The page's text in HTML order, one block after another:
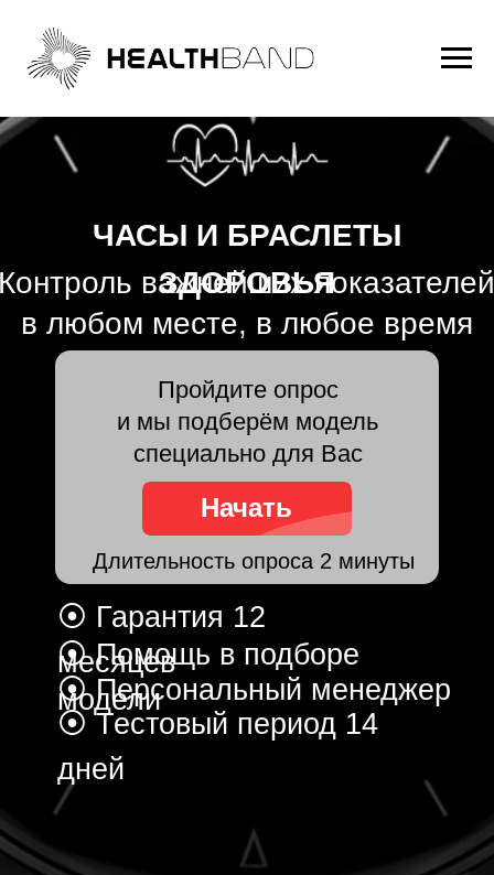
ЧАСЫ И БРАСЛЕТЫ
в любом месте, в любое время
⦿ Помощь в подборе
⦿ Персональный менеджер
⦿ Тестовый период 14
Пройдите опрос
и мы подберём модель
специально для Вас
Длительность опроса 2 минуты